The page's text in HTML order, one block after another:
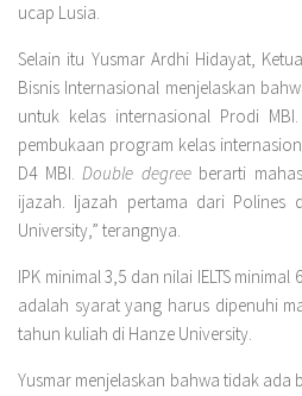
ucap Lusia.
Selain itu Yusmar Ardhi Hidayat,
Bisnis Internasional menjelaskan
untuk kelas internasional Prodi
pembukaan program kelas
D4 MBI.Double degreeberarti
ijazah. Ijazah pertama dari Polines
University,” terangnya.
IPK minimal 3,5 dan nilai IELTS
adalah syarat yang harus dipenuhi
tahun kuliah di Hanze University.
Yusmar menjelaskan bahwa tidak